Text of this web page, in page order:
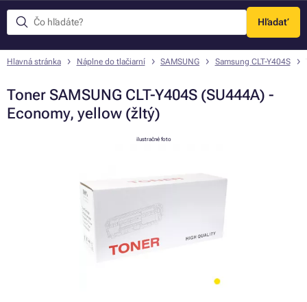
Hľadať
Menu
Hlavná stránka Náplne do tlačiarní SAMSUNG Samsung CLT-Y404S
Toner SAMSUNG CLT-Y404S (SU444A) -
Economy, yellow (žltý)
ilustračné foto